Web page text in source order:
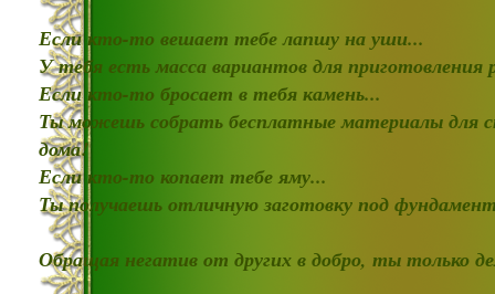
Если кто-то вешает тебе лапшу на уши...
У тебя есть масса вариантов для
Если кто-то бросает в тебя камень...
Ты можешь собрать бесплатные материалы для
дома!
Если кто-то копает тебе яму...
Ты получаешь отличную заготовку под
Обращая негатив от других в добро, ты только